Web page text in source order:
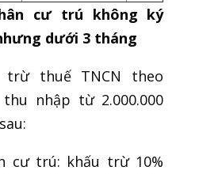
cư trú không ký
dưới 3 tháng
trừ thuế TNCN theo
nhập từ 2.000.000
cư trú: khấu trừ 10%